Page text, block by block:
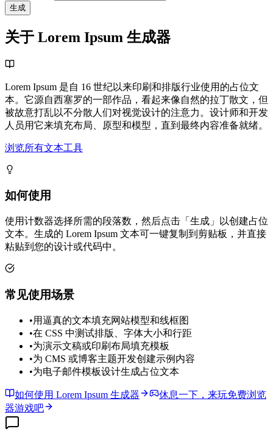
生成
关于 Lorem Ipsum 生成器
Lorem Ipsum 是自 16 世纪以来印刷和排版行业使用的占位文
本。它源自西塞罗的一部作品，看起来像自然的拉丁散文，但
被故意打乱以不分散人们对视觉设计的注意力。设计师和开发
人员用它来填充布局、原型和模型，直到最终内容准备就绪。
浏览所有文本工具
如何使用
使用计数器选择所需的段落数，然后点击「生成」以创建占位
文本。生成的 Lorem Ipsum 文本可一键复制到剪贴板，并直接
粘贴到您的设计或代码中。
常见使用场景
•用逼真的文本填充网站模型和线框图
•在 CSS 中测试排版、字体大小和行距
•为演示文稿或印刷布局填充模板
•为 CMS 或博客主题开发创建示例内容
•为电子邮件模板设计生成占位文本
如何使用 Lorem Ipsum 生成器
休息一下，来玩免费浏览
器游戏吧